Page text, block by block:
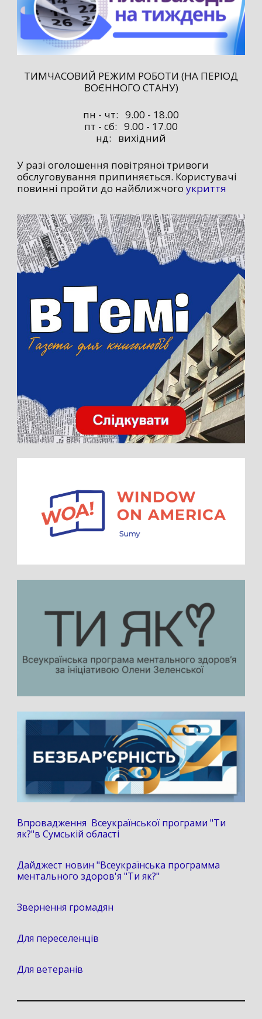
ТИМЧАСОВИЙ РЕЖИМ РОБОТИ (НА ПЕРІОД
ВОЄННОГО СТАНУ)
пн - чт: 9.00 - 18.00
пт - сб: 9.00 - 17.00
нд: вихідний
У разі оголошення повітряної тривоги
обслуговування припиняється. Користувачі
повинні пройти до найближчого укриття
Впровадження Всеукраїнської програми "Ти
як?"в Сумській області
Дайджест новин "Всеукраїнська программа
ментального здоров'я "Ти як?"
Звернення громадян
Для переселенців
Для ветеранів